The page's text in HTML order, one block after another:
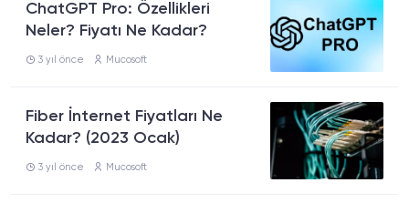
ChatGPT Pro: Özellikleri
Neler? Fiyatı Ne Kadar?
3 yıl önce Mucosoft
Fiber İnternet Fiyatları Ne
Kadar? (2023 Ocak)
3 yıl önce Mucosoft